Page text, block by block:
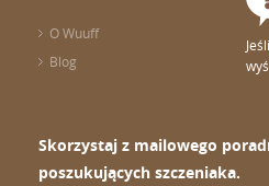
O Wuuff
Blog
Skorzystaj z mailowego
poszukujących szczeniaka.